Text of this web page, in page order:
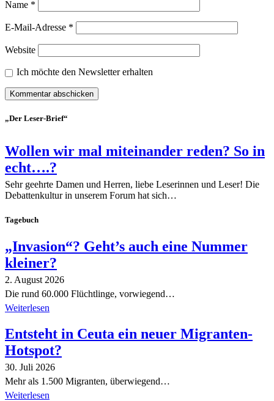
Name *
E-Mail-Adresse *
Website
Ich möchte den Newsletter erhalten
„Der Leser-Brief“
Wollen wir mal miteinander reden? So in
echt….?
Sehr geehrte Damen und Herren, liebe Leserinnen und Leser! Die
Debattenkultur in unserem Forum hat sich…
Tagebuch
„Invasion“? Geht’s auch eine Nummer
kleiner?
2. August 2026
Die rund 60.000 Flüchtlinge, vorwiegend…
Weiterlesen
Entsteht in Ceuta ein neuer Migranten-
Hotspot?
30. Juli 2026
Mehr als 1.500 Migranten, überwiegend…
Weiterlesen